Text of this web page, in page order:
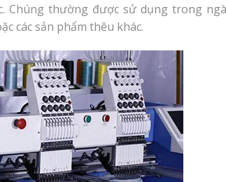
Chúng thường được sử dụng trong
các sản phẩm thêu khác.